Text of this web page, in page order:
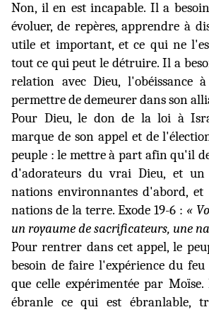
Non, il en est incapable. Il a
évoluer, de repères, apprendre à
utile et important, et ce qui ne
tout ce qui peut le détruire. Il a
relation avec Dieu, l'obéissance
permettre de demeurer dans son
Pour Dieu, le don de la loi à
marque de son appel et de
peuple : le mettre à part afin qu'il
d'adorateurs du vrai Dieu, et un
nations environnantes d'abord, et
nations de la terre. Exode 19-6 : «
un royaume de sacrificateurs, une
Pour rentrer dans cet appel, le
besoin de faire l'expérience du feu
que celle expérimentée par
ébranle ce qui est ébranlable,